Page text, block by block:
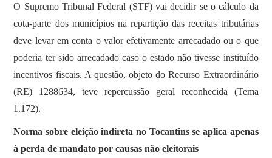
O Supremo Tribunal Federal (STF) vai decidir se o cálculo da
cota-parte dos municípios na repartição das receitas tributárias
deve levar em conta o valor efetivamente arrecadado ou o que
poderia ter sido arrecadado caso o estado não tivesse instituído
incentivos fiscais. A questão, objeto do Recurso Extraordinário
(RE) 1288634, teve repercussão geral reconhecida (Tema
1.172).
Norma sobre eleição indireta no Tocantins se aplica apenas
à perda de mandato por causas não eleitorais